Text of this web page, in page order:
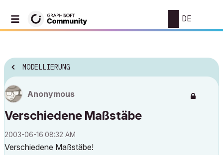
DE
MODELLIERUNG
Anonymous
Verschiedene Maßstäbe
‎2003-06-16 08:32 AM
Verschiedene Maßstäbe!